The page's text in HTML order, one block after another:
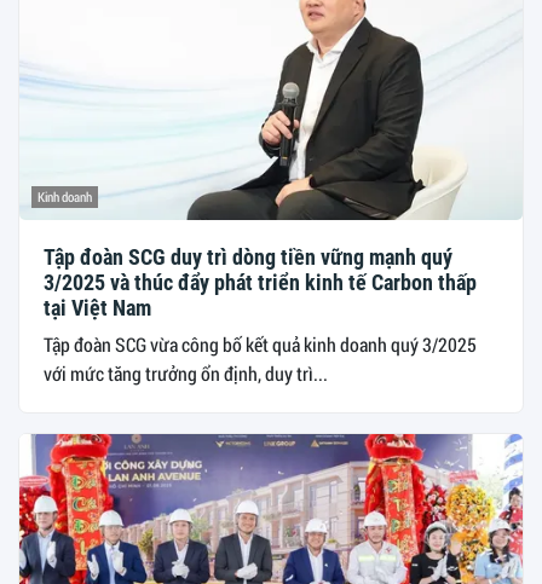
Kinh doanh
Tập đoàn SCG duy trì dòng tiền vững mạnh quý
3/2025 và thúc đẩy phát triển kinh tế Carbon thấp
tại Việt Nam
Tập đoàn SCG vừa công bố kết quả kinh doanh quý 3/2025
với mức tăng trưởng ổn định, duy trì...